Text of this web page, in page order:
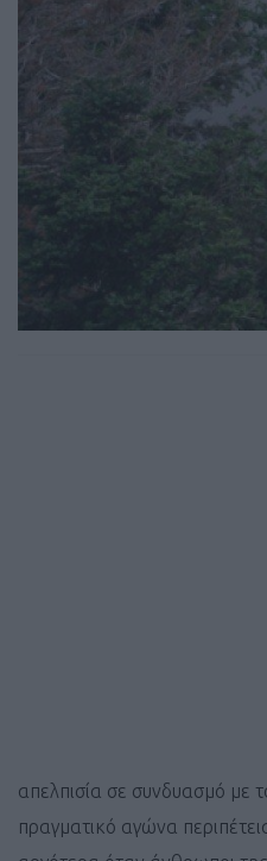
απελπισία σε συνδυασμό με
πραγματικό αγώνα